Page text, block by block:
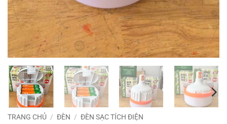
TRANG CHỦ / ĐÈN / ĐÈN SẠC TÍCH ĐIỆN